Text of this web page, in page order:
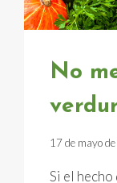
No
17 de mayo
Si el hecho